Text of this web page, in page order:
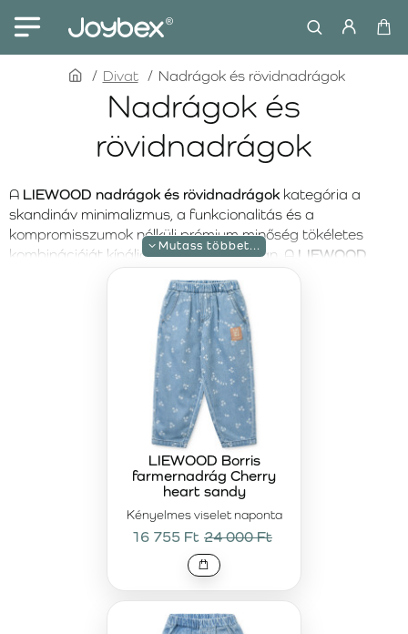
Nadrágok és
rövidnadrágok
homeDivat Nadrágok és rövidnadrágok
A LIEWOOD nadrágok és rövidnadrágok kategória a
skandináv minimalizmus, a funkcionalitás és a
kompromisszumok nélküli prémium minőség tökéletes
kombinációját kínálja minden évszakban. A LIEWOOD
márka precíz kidolgozásáról, időtálló esztétikájáról és
kellemes, ugyanakkor tartós anyagairól ismert. Minden
modell úgy készül, hogyszabad mozgást
biztosítson a mindennapok során.
A LIEWOOD nadrágokideális választást jelentenek
hűvösebb vagy átmeneti időszakokra. Az ergonomikus
szabás, a kényelmes derékrész és a minőségi anyagok
biztosítják a komfortot játék, séta vagy mindennapi
tevékenységek közben.A LIEWOOD rövidnadrágok
tökéletesek melegebb napokra, kirándulásokhoz és
szabadtéri programokhoz, amikor a könnyedség, a
légáteresztő anyag és az egyszerű kombinálhatóság a
LIEWOOD prémium nadrágok és rövidnadrágok
azoknak a családoknak készülnek, akik értékelik a
minőséget, az esztétikumot és a tartósságot. Tudatos
befektetést jelentenek olyan ruhadarabokba, amelyek
többszöri viselés és mosás után is megőrzik formájukat,
Kényelmes viselet naponta
LIEWOOD Borris
farmernadrág Cherry
heart sandy
16 755 Ft 24 000 Ft